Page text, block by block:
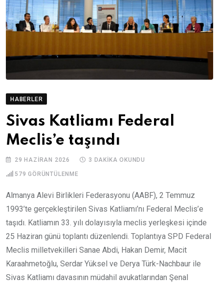
HABERLER
Sivas Katliamı Federal
Meclis’e taşındı
29 HAZIRAN 2026 3 DAKIKA OKUNDU
579 GÖRÜNTÜLENME
Almanya Alevi Birlikleri Federasyonu (AABF), 2 Temmuz
1993’te gerçekleştirilen Sivas Katliamı’nı Federal Meclis’e
taşıdı. Katliamın 33. yılı dolayısıyla meclis yerleşkesi içinde
25 Haziran günü toplantı düzenlendi. Toplantıya SPD Federal
Meclis milletvekilleri Sanae Abdi, Hakan Demir, Macit
Karaahmetoğlu, Serdar Yüksel ve Derya Türk-Nachbaur ile
Sivas Katliamı davasının müdahil avukatlarından Şenal